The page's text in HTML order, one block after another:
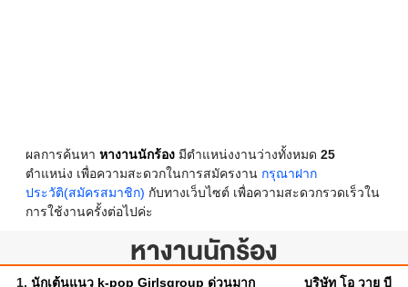
ผลการค้นหา หางานนักร้องมีตำแหน่งงานว่างทั้งหมด 25
ตำแหน่ง เพื่อความสะดวกในการสมัครงาน กรุณาฝาก
ประวัติ(สมัครสมาชิก) กับทางเว็บไซต์ เพื่อความสะดวกรวดเร็วใน
การใช้งานครั้งต่อไปค่ะ
หางานนักร้อง
1. นักเต้นแนว k-pop Girlsgroup ด่วนมาก
บริษัท โอ วาย บี